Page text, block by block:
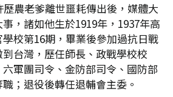
農老爹離世噩耗傳出後，媒體大
，諸如他生於1919年，1937年高
校第16期，畢業後參加過抗日戰
台灣，歷任師長、政戰學校校
軍團司令、金防部司令、國防部
；退役後轉任退輔會主委。